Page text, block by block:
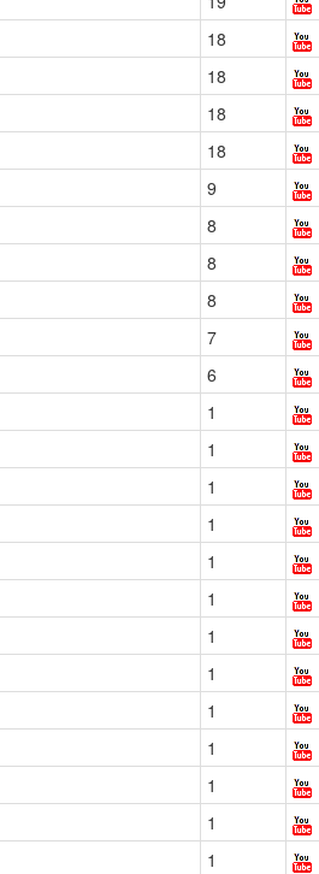
18
18
18
18
9
8
8
8
7
6
1
1
1
1
1
1
1
1
1
1
1
1
1